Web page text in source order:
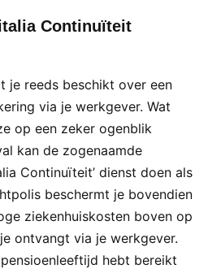
Continuïteit
je reeds beschikt over een
via je werkgever. Wat
op een zeker ogenblik
kan de zogenaamde
Continuïteit’ dienst doen als
beschermt je bovendien
ziekenhuiskosten boven op
ontvangt via je werkgever.
hebt bereikt